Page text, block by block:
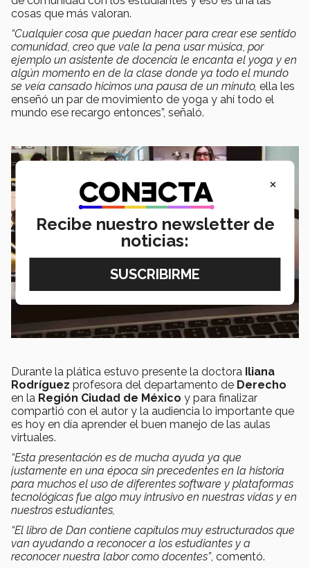
cosas que más valoran.
“Cualquier cosa que puedan hacer para crear ese sentido
comunidad, creo que vale la pena usar música, por
ejemplo un asistente de docencia le encanta el yoga y en
algún momento en de la clase donde ya todo el mundo
se veía cansado hicimos una pausa de un minuto, ella les
enseñó un par de movimiento de yoga y ahí todo el
mundo ese recargo entonces”, señaló.
Durante la plática estuvo presente la doctora Iliana
Rodríguez profesora del departamento de Derecho
en la Región Ciudad de México y para finalizar
compartió con el autor y la audiencia lo importante que
es hoy en día aprender el buen manejo de las aulas
virtuales.
“Esta presentación es de mucha ayuda ya que
justamente en una época sin precedentes en la historia
para muchos el uso de diferentes software y plataformas
tecnológicas fue algo muy intrusivo en nuestras vidas y en
nuestros estudiantes,
“El libro de Dan contiene capítulos muy estructurados que
van ayudando a reconocer a los estudiantes y a
reconocer nuestra labor como docentes”, comentó.
×
Recibe nuestro newsletter de
noticias: